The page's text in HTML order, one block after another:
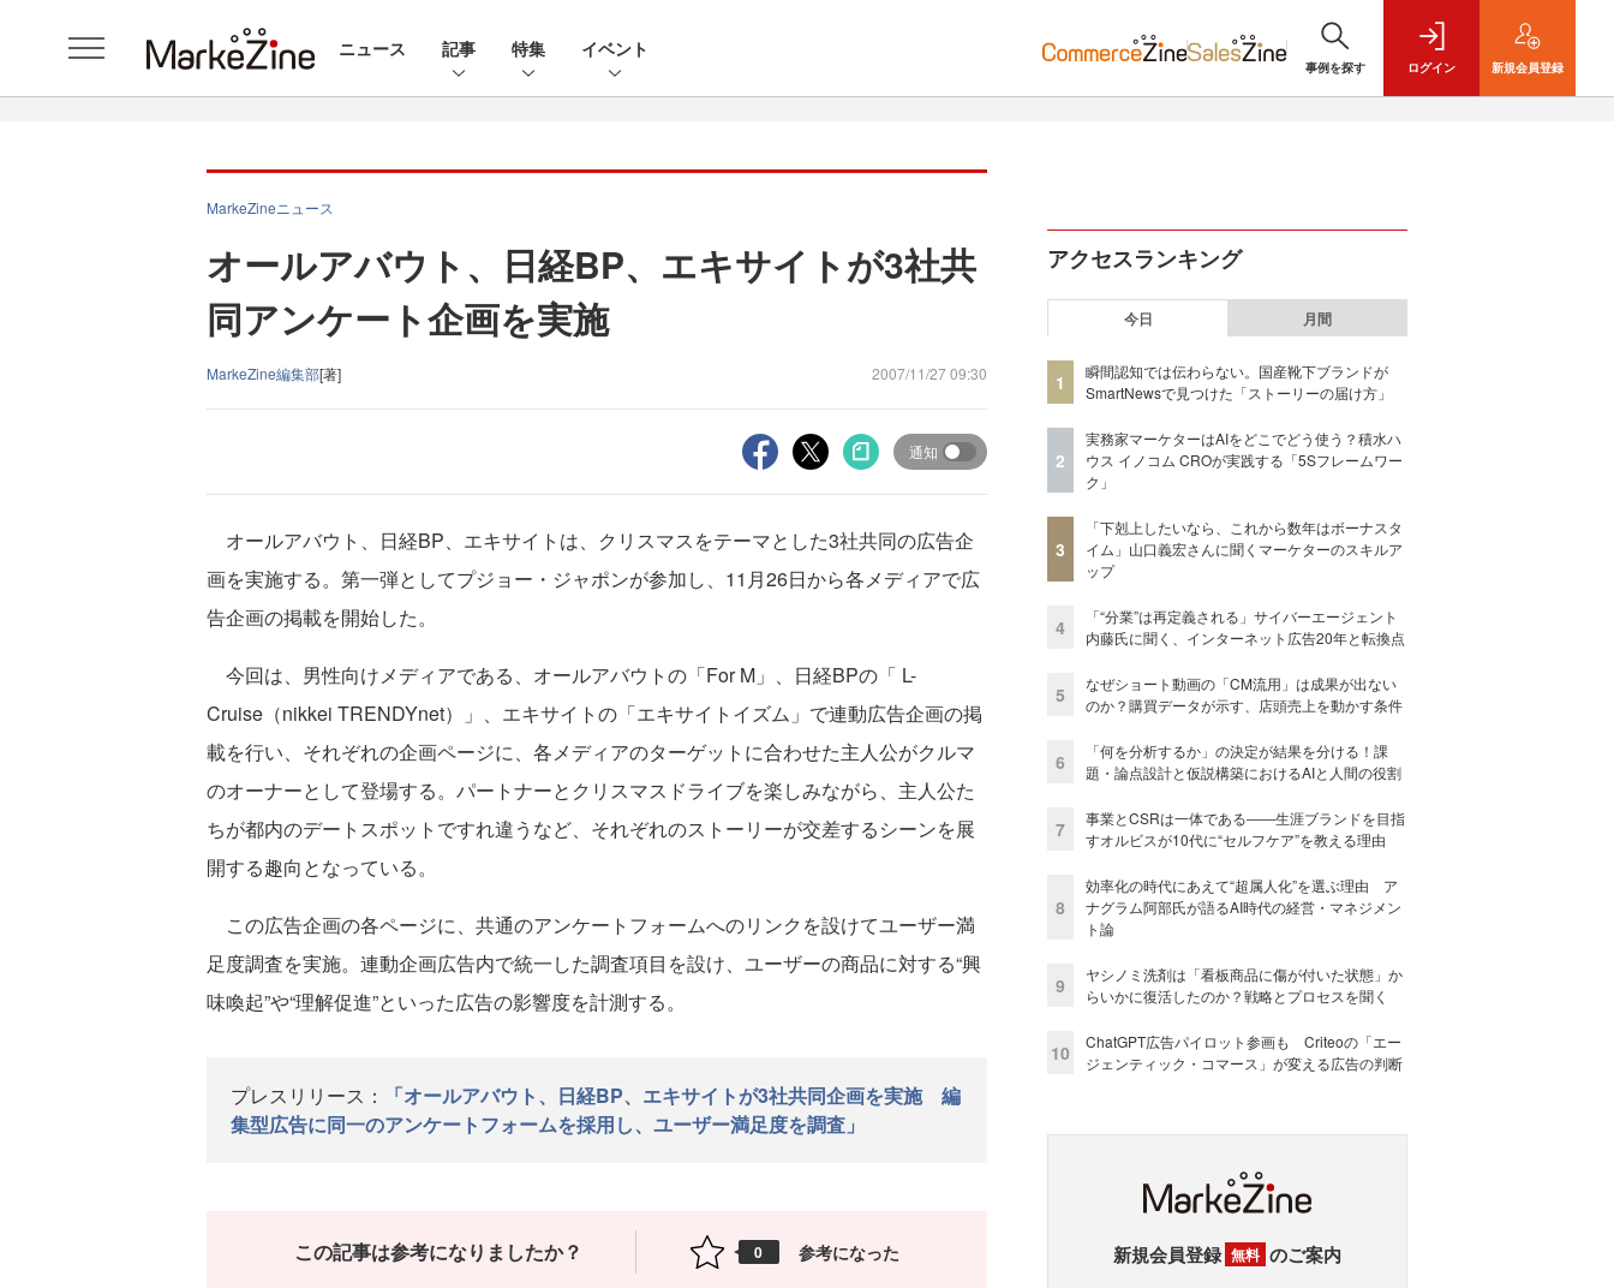
ニュース 記事 特集 イベント
事例を探す ログイン 新規会員登録
MarkeZineニュース
オールアバウト、日経BP、エキサイトが3社共
同アンケート企画を実施
MarkeZine編集部[著] 2007/11/27 09:30
通知
オールアバウト、日経BP、エキサイトは、クリスマスをテーマとした3社共同の広告企
画を実施する。第一弾としてプジョー・ジャポンが参加し、11月26日から各メディアで広
告企画の掲載を開始した。
今回は、男性向けメディアである、オールアバウトの「For M」、日経BPの「 L-
Cruise（nikkei TRENDYnet）」、エキサイトの「エキサイトイズム」で連動広告企画の掲
載を行い、それぞれの企画ページに、各メディアのターゲットに合わせた主人公がクルマ
のオーナーとして登場する。パートナーとクリスマスドライブを楽しみながら、主人公た
ちが都内のデートスポットですれ違うなど、それぞれのストーリーが交差するシーンを展
開する趣向となっている。
この広告企画の各ページに、共通のアンケートフォームへのリンクを設けてユーザー満
足度調査を実施。連動企画広告内で統一した調査項目を設け、ユーザーの商品に対する“興
味喚起”や“理解促進”といった広告の影響度を計測する。
プレスリリース：
「オールアバウト、日経BP、エキサイトが3社共同企画を実施 編
集型広告に同一のアンケートフォームを採用し、ユーザー満足度を調査」
この記事は参考になりましたか？ 0 参考になった
アクセスランキング
今日 月間
1
瞬間認知では伝わらない。国産靴下ブランドが
SmartNewsで見つけた「ストーリーの届け方」
2
実務家マーケターはAIをどこでどう使う？積水ハ
ウス イノコム CROが実践する「5Sフレームワー
ク」
3
「下剋上したいなら、これから数年はボーナスタ
イム」山口義宏さんに聞くマーケターのスキルア
ップ
4
「“分業”は再定義される」サイバーエージェント
内藤氏に聞く、インターネット広告20年と転換点
5
なぜショート動画の「CM流用」は成果が出ない
のか？購買データが示す、店頭売上を動かす条件
6
「何を分析するか」の決定が結果を分ける！課
題・論点設計と仮説構築におけるAIと人間の役割
7
事業とCSRは一体である――生涯ブランドを目指
すオルビスが10代に“セルフケア”を教える理由
8
効率化の時代にあえて“超属人化”を選ぶ理由 ア
ナグラム阿部氏が語るAI時代の経営・マネジメン
ト論
9
ヤシノミ洗剤は「看板商品に傷が付いた状態」か
らいかに復活したのか？戦略とプロセスを聞く
10
ChatGPT広告パイロット参画も Criteoの「エー
ジェンティック・コマース」が変える広告の判断
新規会員登録 無料 のご案内